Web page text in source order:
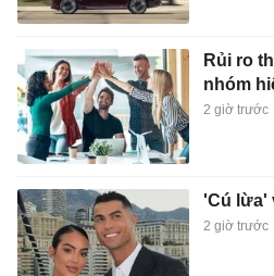
Rủi ro
nhóm
2 giờ trước
'Cú lừa'
2 giờ trước